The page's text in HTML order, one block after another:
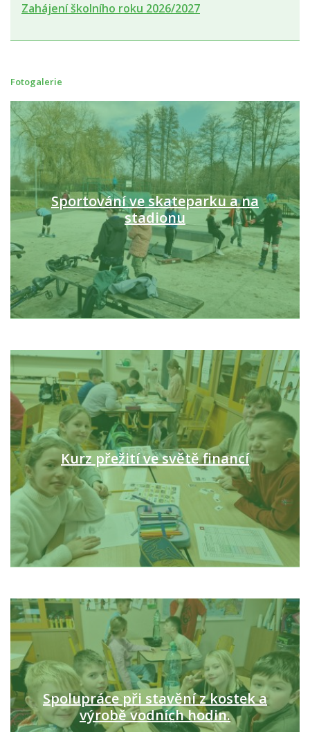
Zahájení školního roku 2026/2027
Fotogalerie
Sportování ve skateparku a na
stadionu
Kurz přežití ve světě financí
Spolupráce při stavění z kostek a
výrobě vodních hodin.